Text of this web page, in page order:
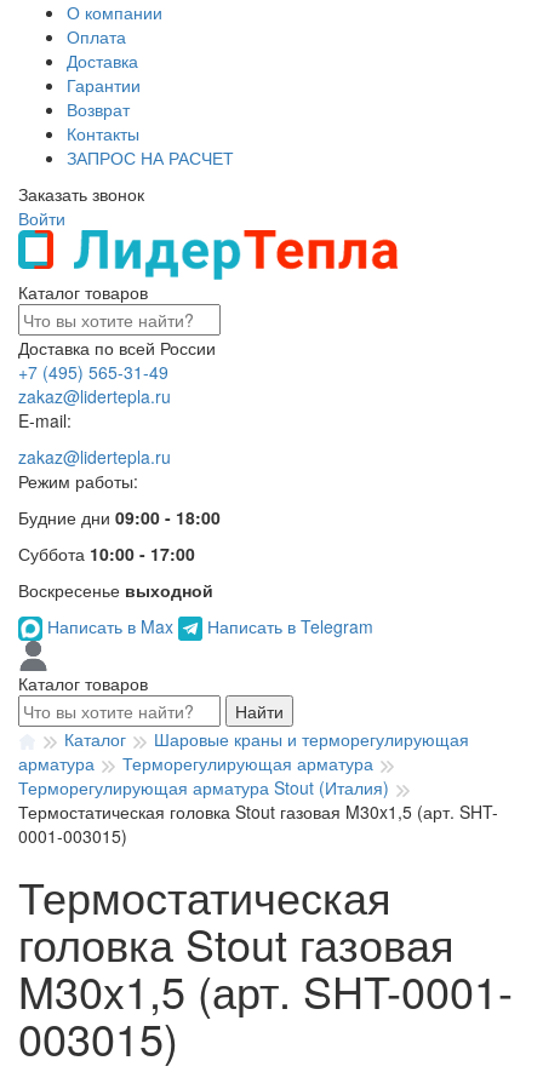
О компании
Оплата
Доставка
Гарантии
Возврат
Контакты
ЗАПРОС НА РАСЧЕТ
Заказать звонок
Войти
Каталог товаров
Доставка по всей России
+7 (495) 565-31-49
zakaz@lidertepla.ru
E-mail:
zakaz@lidertepla.ru
Режим работы:
Будние дни 09:00 - 18:00
Суббота 10:00 - 17:00
Воскресенье выходной
Написать в Max
Написать в Telegram
Каталог товаров
Найти
Каталог
Шаровые краны и терморегулирующая
арматура
Терморегулирующая арматура
Терморегулирующая арматура Stout (Италия)
Термостатическая головка Stout газовая M30x1,5 (арт. SHT-
0001-003015)
Термостатическая
головка Stout газовая
M30x1,5 (арт. SHT-0001-
003015)